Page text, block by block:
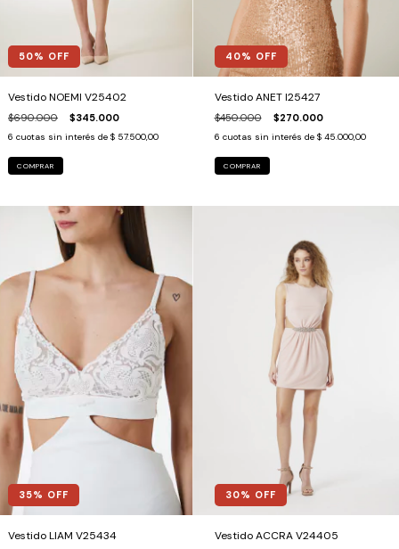
50% OFF
Vestido NOEMI V25402
$690.000 $345.000
6 cuotas sin interés de $ 57.500,00
COMPRAR
40% OFF
Vestido ANET I25427
$450.000 $270.000
6 cuotas sin interés de $ 45.000,00
COMPRAR
35% OFF
Vestido LIAM V25434
30% OFF
Vestido ACCRA V24405